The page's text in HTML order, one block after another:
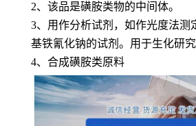
2、该品是磺胺类物的中间体。
3、用作分析试剂，如作光度法测
基铁氰化钠的试剂。用于生化研
4、合成磺胺类原料